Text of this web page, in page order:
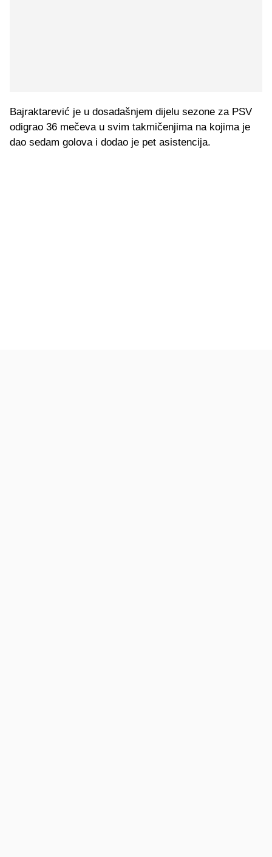
Bajraktarević je u dosadašnjem dijelu sezone za PSV
odigrao 36 mečeva u svim takmičenjima na kojima je
dao sedam golova i dodao je pet asistencija.